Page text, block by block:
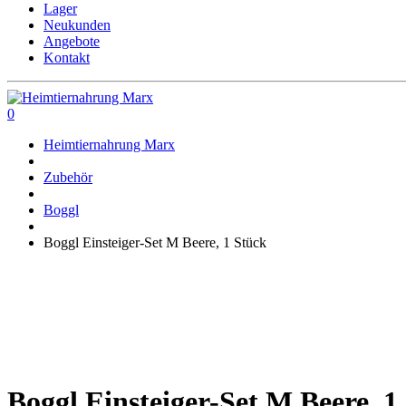
Lager
Neukunden
Angebote
Kontakt
0
Heimtiernahrung Marx
Zubehör
Boggl
Boggl Einsteiger-Set M Beere, 1 Stück